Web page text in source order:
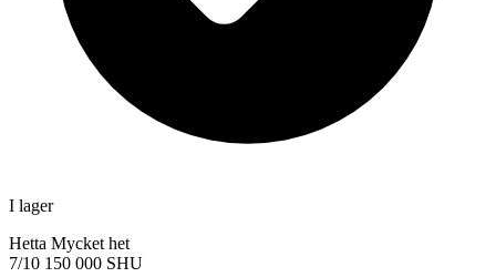
I lager
Hetta Mycket het
7/10 150 000 SHU